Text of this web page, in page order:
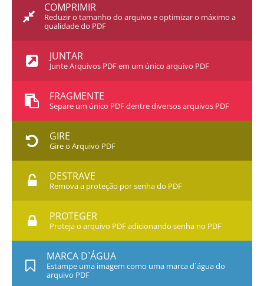
COMPRIMIR
Reduzir o tamanho do arquivo e optimizar o máximo a
qualidade do PDF
JUNTAR
Junte Arquivos PDF em um único arquivo PDF
FRAGMENTE
Separe um único PDF dentre diversos arquivos PDF
GIRE
Gire o Arquivo PDF
DESTRAVE
Remova a proteção por senha do PDF
PROTEGER
Proteja o arquivo PDF adicionando senha no PDF
MARCA D`ÁGUA
Estampe uma imagem como uma marca d`água do
arquivo PDF